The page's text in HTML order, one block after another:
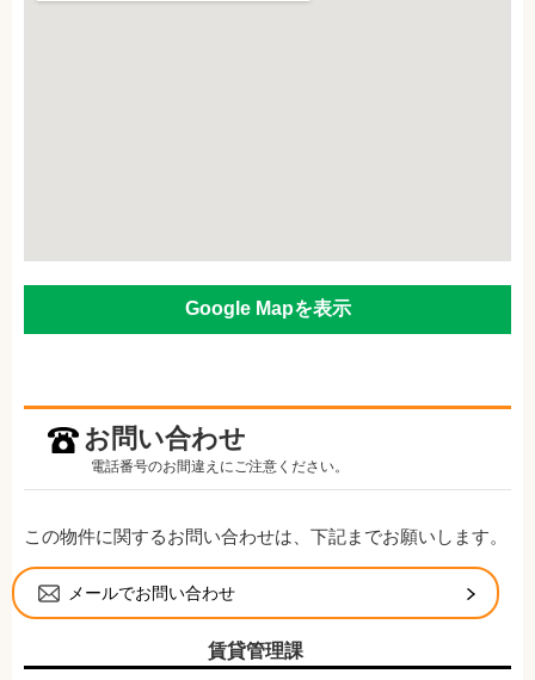
Google Mapを表示
お問い合わせ
電話番号のお間違えにご注意ください。
この物件に関するお問い合わせは、下記までお願いします。
メールでお問い合わせ
賃貸管理課